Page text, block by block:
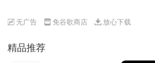
无广告 免谷歌商店 放心下载
精品推荐